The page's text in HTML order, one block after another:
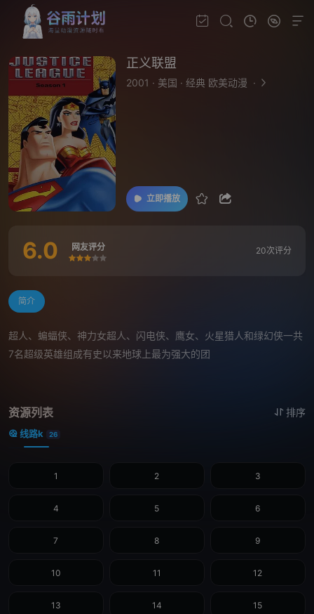
正义联盟
2001 · 美国 · 经典 欧美动漫 ·
立即播放
6.0 网友评分
很差较差还行
推荐
力荐
20次评分
简介
超人、蝙蝠侠、神力女超人、闪电侠、鹰女、火星猎人和绿幻侠一共
7名超级英雄组成有史以来地球上最为强大的团
资源列表 排序
线路k 26
1 2 3
4 5 6
7 8 9
10 11 12
13 14 15